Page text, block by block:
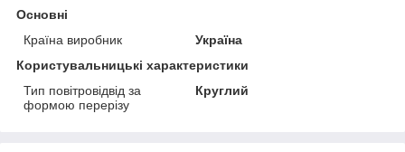
Основні
Країна виробник
Україна
Користувальницькі характеристики
Тип повітровідвід за
формою перерізу
Круглий